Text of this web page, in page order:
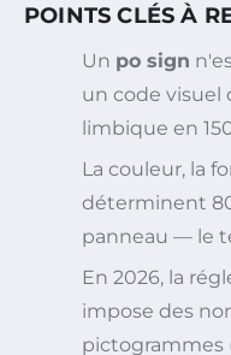
POINTS CLÉS À
Un po sign
un code visuel
limbique en
La couleur, la
déterminent
panneau — le
En 2026, la
impose des
pictogrammes